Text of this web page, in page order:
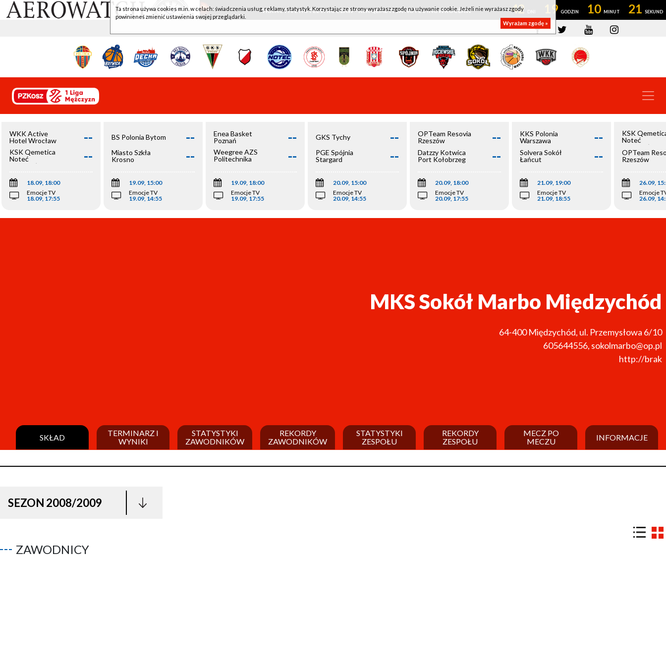
WKK ACTIVE HOTEL WROCŁAW - KSK QEMETICA NOTEĆ INOWROCŁAW 42 19 10 21
WKK Active
Hotel Wrocław
--
KSK Qemetica
Noteć
Inowrocław
--
18.09, 18:00
Emocje TV
18.09, 17:55
BS Polonia Bytom --
Miasto Szkła
Krosno
--
19.09, 15:00
Emocje TV
19.09, 14:55
Enea Basket
Poznań
--
Weegree AZS
Politechnika
--
19.09, 18:00
Emocje TV
19.09, 17:55
GKS Tychy --
PGE Spójnia
Stargard
--
20.09, 15:00
Emocje TV
20.09, 14:55
OPTeam Resovia
Rzeszów
--
Datzzy Kotwica
Port Kołobrzeg
--
20.09, 18:00
Emocje TV
20.09, 17:55
KKS Polonia
Warszawa
--
Solvera Sokół
Łańcut
--
21.09, 19:00
Emocje TV
21.09, 18:55
KSK
Noteć
Inowrocław
OPTeam
Rzeszów
26.09,
Emocje
26.09,
MKS Sokół Marbo Międzychód
64-400 Międzychód, ul. Przemysłowa 6/10
605644556, sokolmarbo@op.pl
http://brak
SKŁAD
TERMINARZ I
WYNIKI
STATYSTYKI
ZAWODNIKÓW
REKORDY
ZAWODNIKÓW
STATYSTYKI
ZESPOŁU
REKORDY
ZESPOŁU
MECZ PO
MECZU
INFORMACJE
SEZON 2008/2009
ZAWODNICY
Ta strona używa cookies m.in. w celach: świadczenia usług, reklamy, statystyk. Korzystając ze strony wyrażasz zgodę na używanie cookie. Jeżeli nie wyrażasz zgody
powinieneś zmienić ustawienia swojej przeglądarki.
Wyrażam zgodę »